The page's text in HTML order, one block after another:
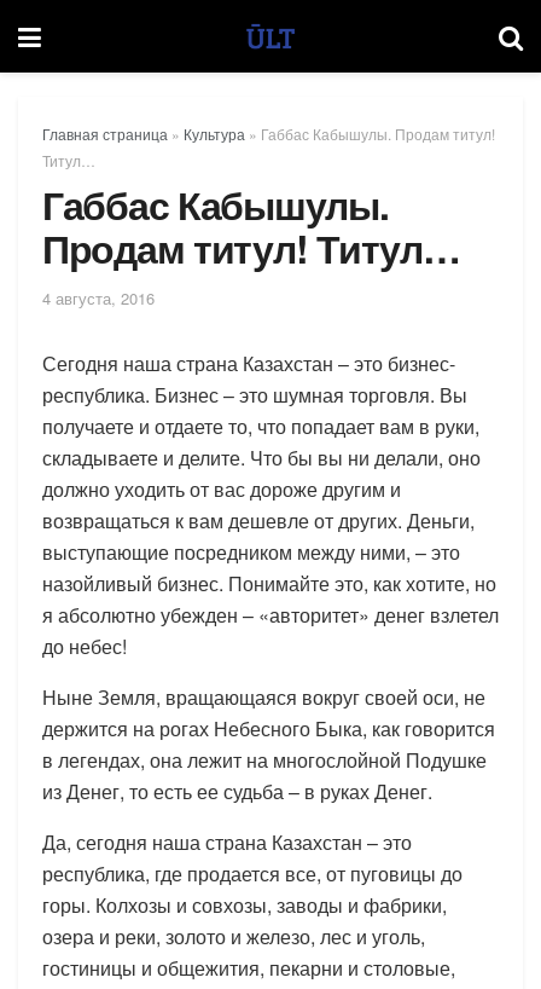
Главная страница » Культура » Габбас Кабышулы. Продам титул!
Титул…
Габбас Кабышулы.
Продам титул! Титул…
4 августа, 2016
Сегодня наша страна Казахстан – это бизнес-
республика. Бизнес – это шумная торговля. Вы
получаете и отдаете то, что попадает вам в руки,
складываете и делите. Что бы вы ни делали, оно
должно уходить от вас дороже другим и
возвращаться к вам дешевле от других. Деньги,
выступающие посредником между ними, – это
назойливый бизнес. Понимайте это, как хотите, но
я абсолютно убежден – «авторитет» денег взлетел
до небес!
Ныне Земля, вращающаяся вокруг своей оси, не
держится на рогах Небесного Быка, как говорится
в легендах, она лежит на многослойной Подушке
из Денег, то есть ее судьба – в руках Денег.
Да, сегодня наша страна Казахстан – это
республика, где продается все, от пуговицы до
горы. Колхозы и совхозы, заводы и фабрики,
озера и реки, золото и железо, лес и уголь,
гостиницы и общежития, пекарни и столовые,